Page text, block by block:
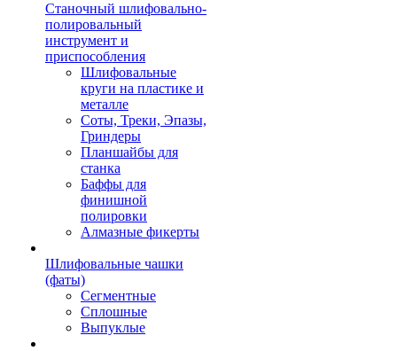
Станочный шлифовально-
полировальный
инструмент и
приспособления
Шлифовальные
круги на пластике и
металле
Соты, Треки, Эпазы,
Гриндеры
Планшайбы для
станка
Баффы для
финишной
полировки
Алмазные фикерты
Шлифовальные чашки
(фаты)
Сегментные
Сплошные
Выпуклые